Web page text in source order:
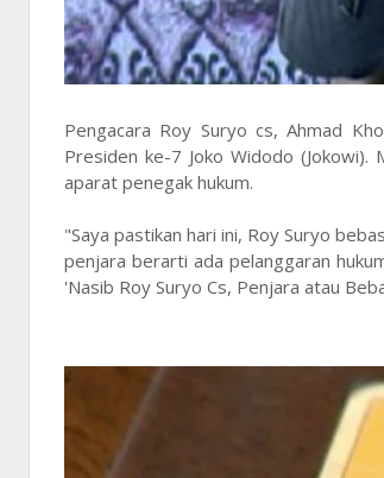
Pengacara Roy Suryo cs, Ahmad
Presiden ke-7 Joko Widodo (Jokowi).
aparat penegak hukum.
"Saya pastikan hari ini, Roy Suryo
penjara berarti ada pelanggaran
'Nasib Roy Suryo Cs, Penjara atau